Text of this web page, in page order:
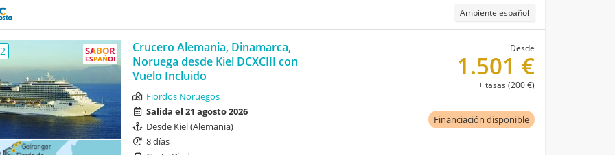
Ambiente español
SABOR
ESPAÑOL
Crucero Alemania, Dinamarca,
Noruega desde Kiel DCXCIII con
Vuelo Incluido
Fiordos Noruegos
Salida el 21 agosto 2026
Desde Kiel (Alemania)
8 días
Financiación disponible
Desde
1.501 €
+ tasas (200 €)